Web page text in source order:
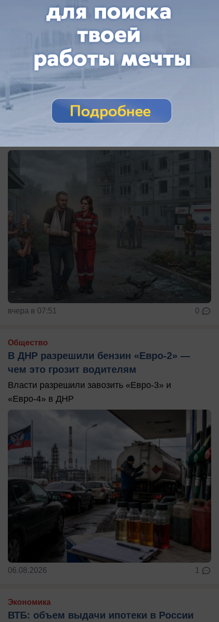
Происшествия
Шесть жителей ДНР пострадали при
атаках БПЛА
Горловка, Еленовка и Енакиево в ДНР
вчера в 07:51 0
Общество
В ДНР разрешили бензин «Евро-2» —
чем это грозит водителям
Власти разрешили завозить «Евро-3» и
«Евро-4» в ДНР
06.08.2026 1
Экономика
ВТБ: объем выдачи ипотеки в России